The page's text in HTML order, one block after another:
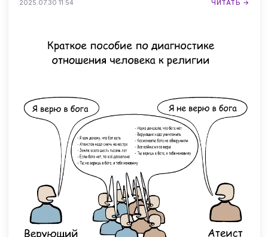
2025.07.30 11:54 ЧИТАТЬ →